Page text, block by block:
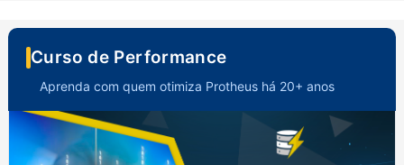
Curso de Performance
Aprenda com quem otimiza Protheus há 20+ anos